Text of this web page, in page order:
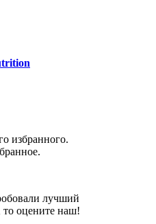
избранного.
лучший
то оцените наш!